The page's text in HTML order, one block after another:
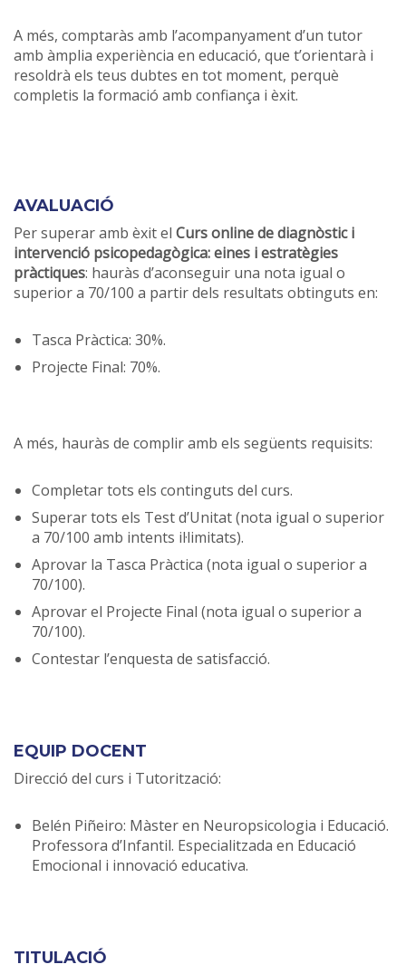
A més, comptaràs amb l’acompanyament d’un tutor
amb àmplia experiència en educació, que t’orientarà i
resoldrà els teus dubtes en tot moment, perquè
completis la formació amb confiança i èxit.
AVALUACIÓ
Per superar amb èxit el Curs online de diagnòstic i
intervenció psicopedagògica: eines i estratègies
pràctiques: hauràs d’aconseguir una nota igual o
superior a 70/100 a partir dels resultats obtinguts en:
Tasca Pràctica: 30%.
Projecte Final: 70%.
A més, hauràs de complir amb els següents requisits:
Completar tots els continguts del curs.
Superar tots els Test d’Unitat (nota igual o superior
a 70/100 amb intents il·limitats).
Aprovar la Tasca Pràctica (nota igual o superior a
70/100).
Aprovar el Projecte Final (nota igual o superior a
70/100).
Contestar l’enquesta de satisfacció.
EQUIP DOCENT
Direcció del curs i Tutorització:
Belén Piñeiro: Màster en Neuropsicologia i Educació.
Professora d’Infantil. Especialitzada en Educació
Emocional i innovació educativa.
TITULACIÓ